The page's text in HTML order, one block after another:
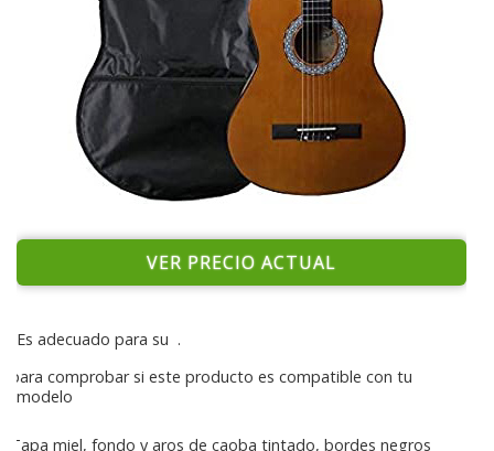
VER PRECIO ACTUAL
Es adecuado para su .
para comprobar si este producto es compatible con tu
modelo
Tapa miel, fondo y aros de caoba tintado, bordes negros